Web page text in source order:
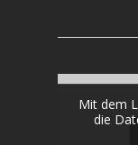
Mit dem
die